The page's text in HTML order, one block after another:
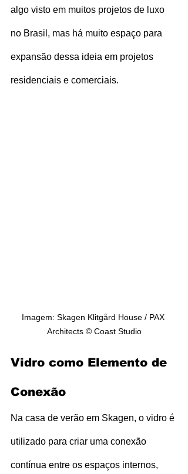
algo visto em muitos projetos de luxo
no Brasil, mas há muito espaço para
expansão dessa ideia em projetos
residenciais e comerciais.
Imagem: Skagen Klitgård House / PAX
Architects © Coast Studio
Vidro como Elemento de
Conexão
Na casa de verão em Skagen, o vidro é
utilizado para criar uma conexão
contínua entre os espaços internos,